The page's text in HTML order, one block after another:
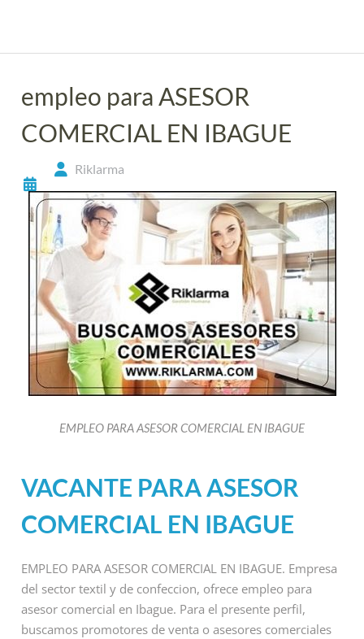
empleo para ASESOR
COMERCIAL EN IBAGUE
Riklarma
EMPLEO PARA ASESOR COMERCIAL EN IBAGUE
VACANTE PARA ASESOR
COMERCIAL EN IBAGUE
EMPLEO PARA ASESOR COMERCIAL EN IBAGUE. Empresa
del sector textil y de confeccion, ofrece empleo para
asesor comercial en Ibague. Para el presente perfil,
buscamos promotores de venta o asesores comerciales